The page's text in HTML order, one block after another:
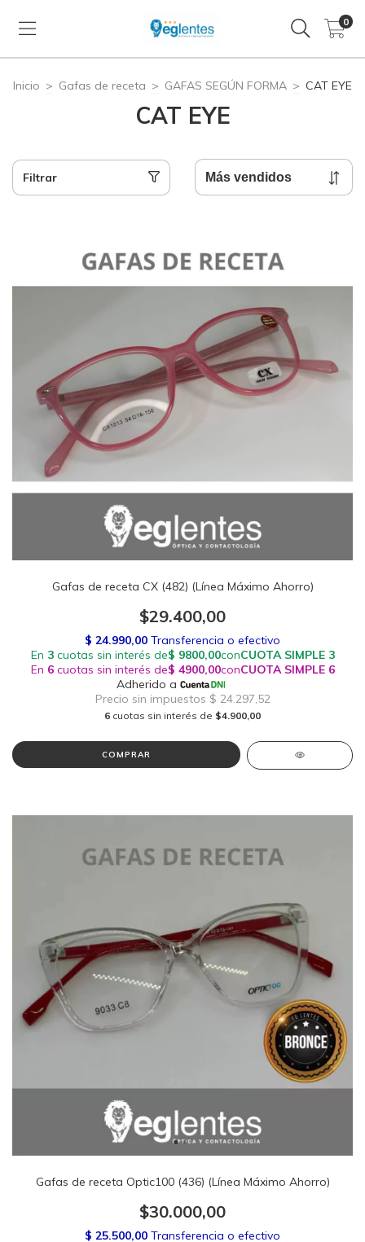
0
Inicio > Gafas de receta > GAFAS SEGÚN FORMA > CAT EYE
CAT EYE
Filtrar
Gafas de receta CX (482) (Línea Máximo Ahorro)
$29.400,00
6 cuotas sin interés de $4.900,00
Gafas de receta Optic100 (436) (Línea Máximo Ahorro)
$30.000,00